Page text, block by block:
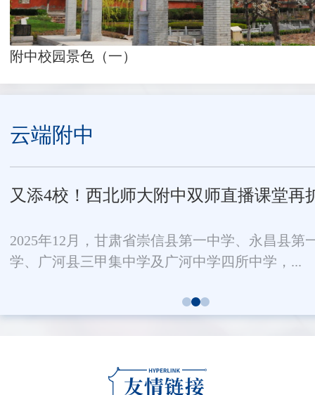
附中校园景色（一）
云端附中
又添4校！西北师大附中双师直播课堂再
2025年12月，甘肃省崇信县第一中学、永昌县第
学、广河县三甲集中学及广河中学四所中学，...